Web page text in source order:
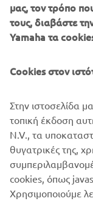
In the past few
responsible for
over the world.
Sport Heritage
as clear class
with a new kind of
gallery and virtual
Visit
μας, τον τρόπο
τους, διαβάστε
Yamaha τα
Cookies στον
Στην ιστοσελίδα
τοπική έκδοση
N.V., τα
θυγατρικές της,
cookies, όπως
Χρησιμοποιούμε